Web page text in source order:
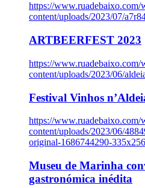
https://www.ruadebaixo.com/
content/uploads/2023/07/
ARTBEERFEST 2023
https://www.ruadebaixo.com/
content/uploads/2023/06/
Festival Vinhos
https://www.ruadebaixo.com/
content/uploads/2023/06/
original-1686744290-
Museu de Marinha
gastronómica inédita